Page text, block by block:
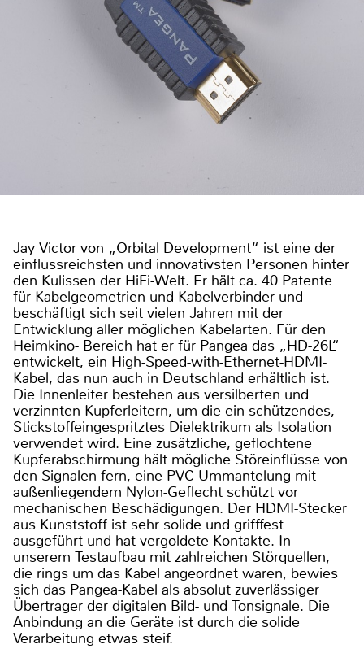
Jay Victor von „Orbital Development“ ist eine der
einflussreichsten und innovativsten Personen hinter
den Kulissen der HiFi-Welt. Er hält ca. 40 Patente
für Kabelgeometrien und Kabelverbinder und
beschäftigt sich seit vielen Jahren mit der
Entwicklung aller möglichen Kabelarten. Für den
Heimkino- Bereich hat er für Pangea das „HD-26L“
entwickelt, ein High-Speed-with-Ethernet-HDMI-
Kabel, das nun auch in Deutschland erhältlich ist.
Die Innenleiter bestehen aus versilberten und
verzinnten Kupferleitern, um die ein schützendes,
Stickstoffeingespritztes Dielektrikum als Isolation
verwendet wird. Eine zusätzliche, geflochtene
Kupferabschirmung hält mögliche Störeinflüsse von
den Signalen fern, eine PVC-Ummantelung mit
außenliegendem Nylon-Geflecht schützt vor
mechanischen Beschädigungen. Der HDMI-Stecker
aus Kunststoff ist sehr solide und grifffest
ausgeführt und hat vergoldete Kontakte. In
unserem Testaufbau mit zahlreichen Störquellen,
die rings um das Kabel angeordnet waren, bewies
sich das Pangea-Kabel als absolut zuverlässiger
Übertrager der digitalen Bild- und Tonsignale. Die
Anbindung an die Geräte ist durch die solide
Verarbeitung etwas steif.